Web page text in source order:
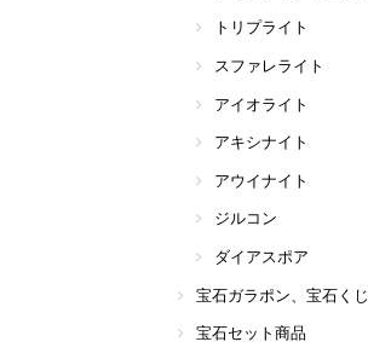
トリプライト
スファレライト
アイオライト
アキシナイト
アウイナイト
ジルコン
ダイアスポア
宝石ガラポン、宝石くじ
宝石セット商品